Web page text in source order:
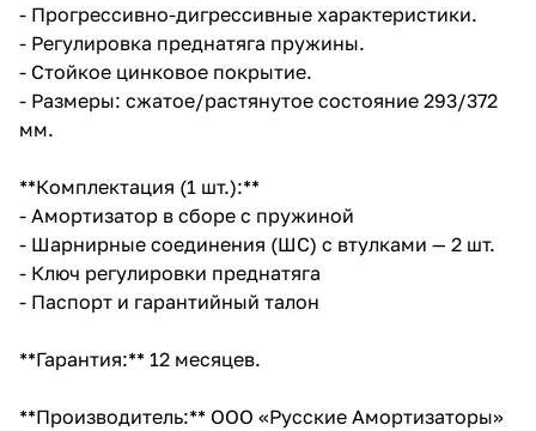
- Прогрессивно-дигрессивные характеристики.
- Регулировка преднатяга пружины.
- Стойкое цинковое покрытие.
- Размеры: сжатое/растянутое состояние 293/372
мм.
**Комплектация (1 шт.):**
- Амортизатор в сборе с пружиной
- Шарнирные соединения (ШС) с втулками — 2 шт.
- Ключ регулировки преднатяга
- Паспорт и гарантийный талон
**Гарантия:** 12 месяцев.
**Производитель:** ООО «Русские Амортизаторы»